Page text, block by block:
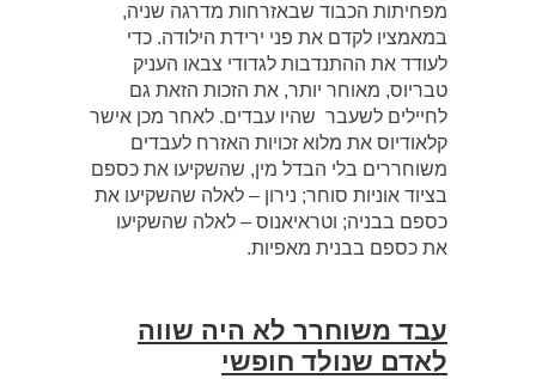
מפחיתות הכבוד שבאזרחות מדרגה שניה,
במאמציו לקדם את פני ירידת הילודה. כדי
לעודד את ההתנדבות לגדודי צבאו העניק
טבריוס, מאוחר יותר, את הזכות הזאת גם
לחיילים לשעבר שהיו עבדים. לאחר מכן אישר
קלאודיוס את מלוא זכויות האזרח לעבדים
משוחררים בלי הבדל מין, שהשקיעו את כספם
בציוד אוניות סוחר; נירון – לאלה שהשקיעו את
כספם בבניה; וטראיאנוס – לאלה שהשקיעו
את כספם בבנית מאפיות.
עבד משוחרר לא היה שווה
לאדם שנולד חופשי